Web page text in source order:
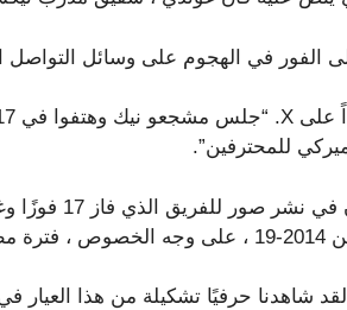
في الهجوم على وسائل التواصل
للمحترفين”.
بدأ
شاهدنا حرفيًا تشكيلة من هذا